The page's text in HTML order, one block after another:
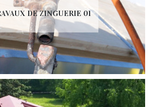
DE ZINGUERIE 01